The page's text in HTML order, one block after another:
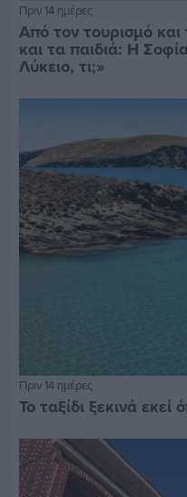
Πριν 14 ημέρες
Από τον τουρισμό και
και τα παιδιά: Η
Λύκειο, τι;»
Πριν 14 ημέρες
Το ταξίδι ξεκινά